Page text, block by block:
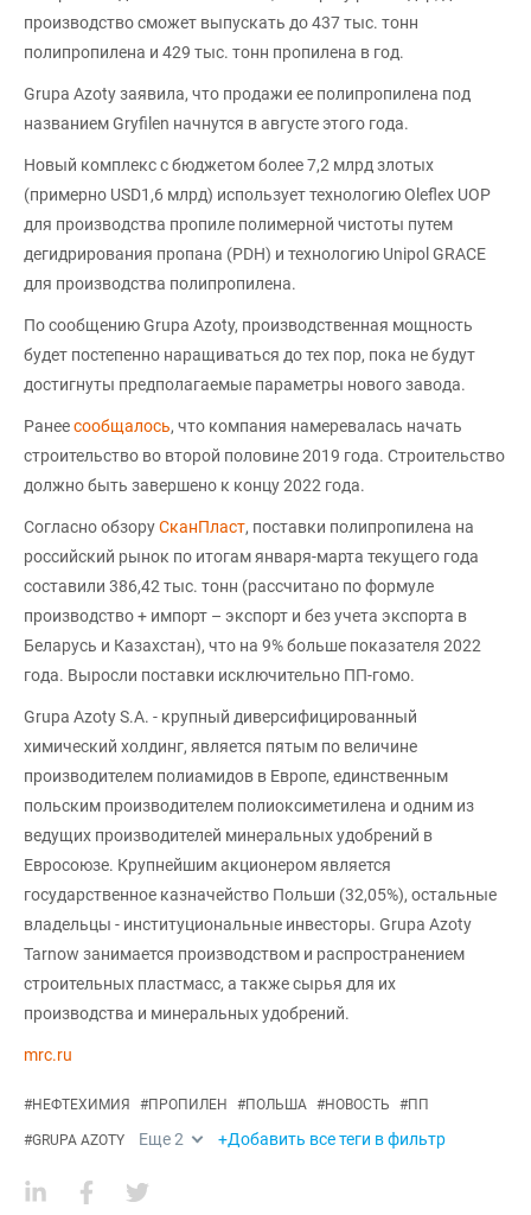
производство сможет выпускать до 437 тыс. тонн
полипропилена и 429 тыс. тонн пропилена в год.
Grupa Azoty заявила, что продажи ее полипропилена под
названием Gryfilen начнутся в августе этого года.
Новый комплекс с бюджетом более 7,2 млрд злотых
(примерно USD1,6 млрд) использует технологию Oleflex UOP
для производства пропиле полимерной чистоты путем
дегидрирования пропана (PDH) и технологию Unipol GRACE
для производства полипропилена.
По сообщению Grupa Azoty, производственная мощность
будет постепенно наращиваться до тех пор, пока не будут
достигнуты предполагаемые параметры нового завода.
Ранеесообщалось, что компания намеревалась начать
строительство во второй половине 2019 года. Строительство
должно быть завершено к концу 2022 года.
Согласно обзоруСканПласт, поставки полипропилена на
российский рынок по итогам января-марта текущего года
составили 386,42 тыс. тонн (рассчитано по формуле
производство + импорт – экспорт и без учета экспорта в
Беларусь и Казахстан), что на 9% больше показателя 2022
года. Выросли поставки исключительно ПП-гомо.
Grupa Azoty S.A. - крупный диверсифицированный
химический холдинг, является пятым по величине
производителем полиамидов в Европе, единственным
польским производителем полиоксиметилена и одним из
ведущих производителей минеральных удобрений в
Евросоюзе. Крупнейшим акционером является
государственное казначейство Польши (32,05%), остальные
владельцы - институциональные инвесторы. Grupa Azoty
Tarnow занимается производством и распространением
строительных пластмасс, а также сырья для их
производства и минеральных удобрений.
mrc.ru
#НЕФТЕХИМИЯ #ПРОПИЛЕН #ПОЛЬША #НОВОСТЬ #ПП
#GRUPA AZOTY Еще2 +Добавить все теги в фильтр